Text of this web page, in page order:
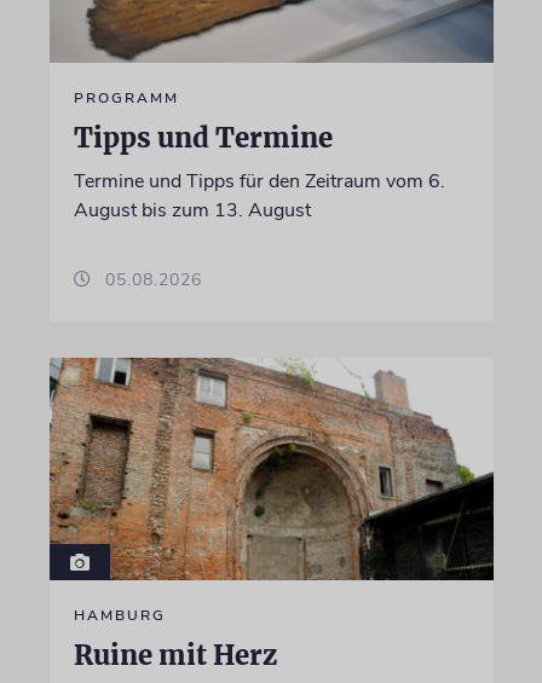
PROGRAMM
Tipps und Termine
Termine und Tipps für den Zeitraum vom 6.
August bis zum 13. August
05.08.2026
HAMBURG
Ruine mit Herz